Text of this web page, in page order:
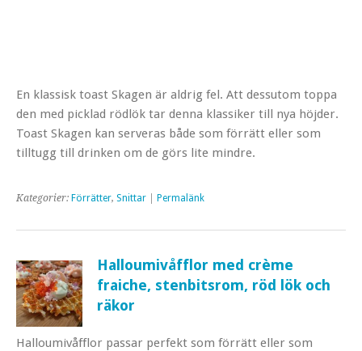
En klassisk toast Skagen är aldrig fel. Att dessutom toppa
den med picklad rödlök tar denna klassiker till nya höjder.
Toast Skagen kan serveras både som förrätt eller som
tilltugg till drinken om de görs lite mindre.
Kategorier: Förrätter, Snittar Permalänk
Halloumivåfflor med crème
fraiche, stenbitsrom, röd lök och
räkor
Halloumivåfflor passar perfekt som förrätt eller som